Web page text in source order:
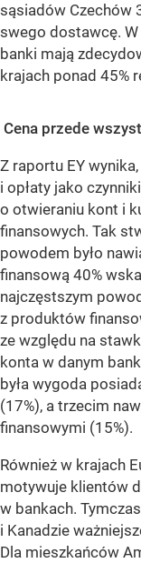
sąsiadów Czechów
swego dostawcę.
banki mają
krajach ponad 45%
Cena przede
Z raportu EY
i opłaty jako
o otwieraniu kont i
finansowych. Tak
powodem było
finansową 40%
najczęstszym
z produktów
ze względu na
konta w danym
była wygoda
(17%), a trzecim
finansowymi (15%).
Również w krajach
motywuje klientów
w bankach.
i Kanadzie
Dla mieszkańców